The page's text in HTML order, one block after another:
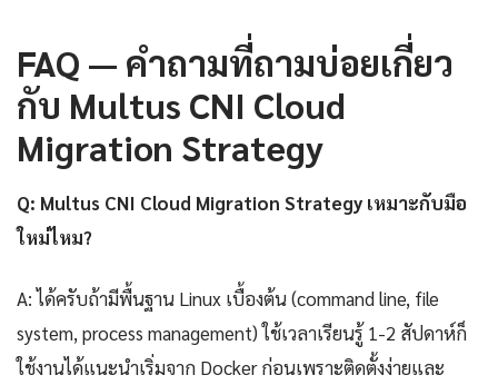
FAQ — คำถามที่ถามบ่อยเกี่ยว
กับ Multus CNI Cloud
Migration Strategy
Q: Multus CNI Cloud Migration Strategy เหมาะกับมือ
ใหม่ไหม?
A: ได้ครับถ้ามีพื้นฐาน Linux เบื้องต้น (command line, file
system, process management) ใช้เวลาเรียนรู้ 1-2 สัปดาห์ก็
ใช้งานได้แนะนำเริ่มจาก Docker ก่อนเพราะติดตั้งง่ายและ